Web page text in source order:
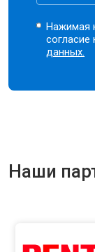
Нажимая
данных.
Наши